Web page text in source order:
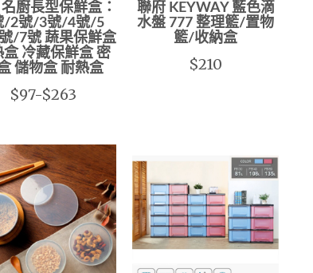
廚長型保鮮盒：
/2號/3號/4號/5
/7號 蔬果保鮮盒
盒 冷藏保鮮盒 密
儲物盒 耐熱盒
$97-$263
聯府 KEYWAY 藍色滴
水盤 777 整理籃/置物
籃/收納盒
$210